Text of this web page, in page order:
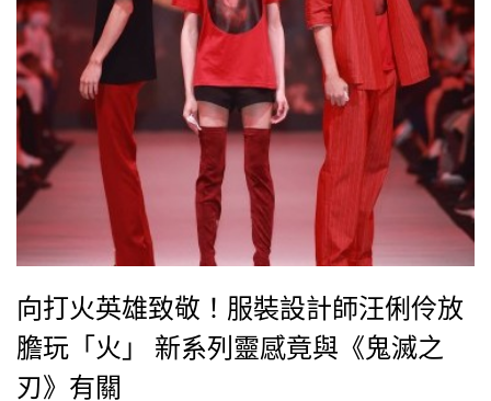
向打火英雄致敬！服裝設計師汪俐伶放
膽玩「火」 新系列靈感竟與《鬼滅之
刃》有關